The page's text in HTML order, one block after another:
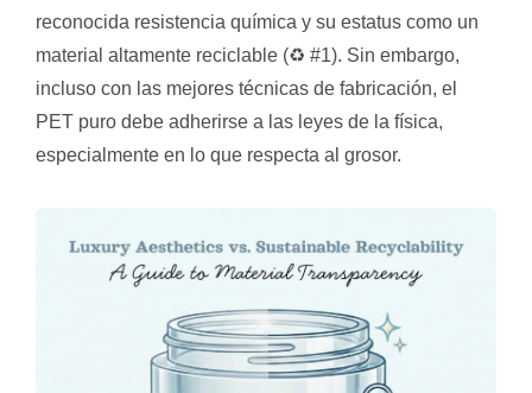
reconocida resistencia química y su estatus como un
material altamente reciclable (♻ #1). Sin embargo,
incluso con las mejores técnicas de fabricación, el
PET puro debe adherirse a las leyes de la física,
especialmente en lo que respecta al grosor.